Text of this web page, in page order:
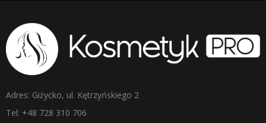
Adres: Giżycko, ul. Kętrzyńskiego 2
Tel: +48 728 310 706